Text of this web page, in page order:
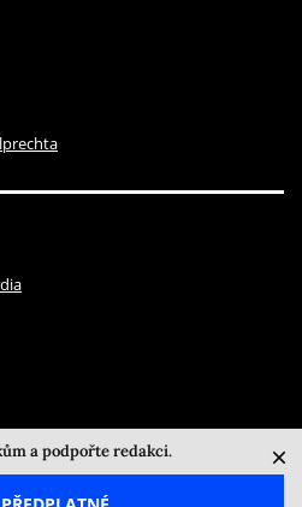
2694 - 7072
a podpořte redakci.